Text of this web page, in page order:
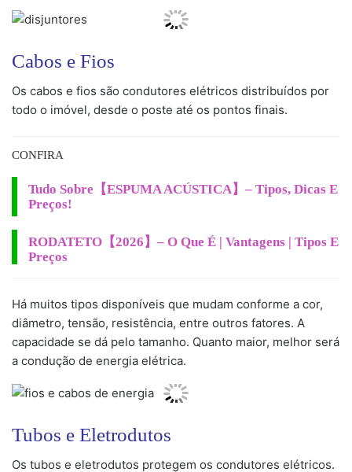
Cabos e Fios
Os cabos e fios são condutores elétricos distribuídos por
todo o imóvel, desde o poste até os pontos finais.
CONFIRA
Tudo Sobre【ESPUMA ACÚSTICA】– Tipos, Dicas E
Preços!
RODATETO【2026】– O Que É | Vantagens | Tipos E
Preços
Há muitos tipos disponíveis que mudam conforme a cor,
diâmetro, tensão, resistência, entre outros fatores. A
capacidade se dá pelo tamanho. Quanto maior, melhor será
a condução de energia elétrica.
Tubos e Eletrodutos
Os tubos e eletrodutos protegem os condutores elétricos.